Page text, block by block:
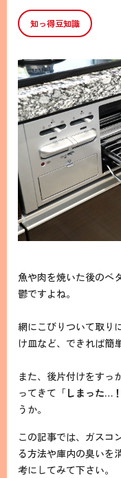
知っ得豆知識
魚や肉を焼いた後のベ
鬱ですよね。
網にこびりついて取り
け皿など、できれば簡
また、後片付けをすっ
ってきて「しまった…！
うか。
この記事では、ガスコ
る方法や庫内の臭いを
考にしてみて下さい。